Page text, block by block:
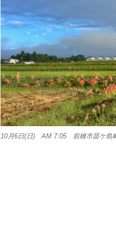
10月6日(日) AM 7:05 前橋市苗ケ島